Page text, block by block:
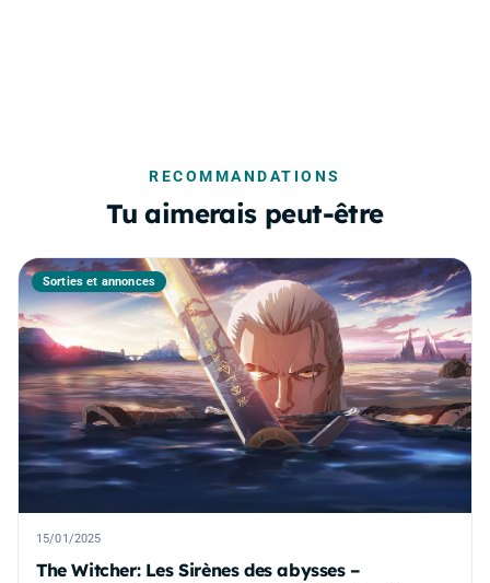
RECOMMANDATIONS
Tu aimerais peut-être
Sorties et annonces
15/01/2025
The Witcher: Les Sirènes des abysses –